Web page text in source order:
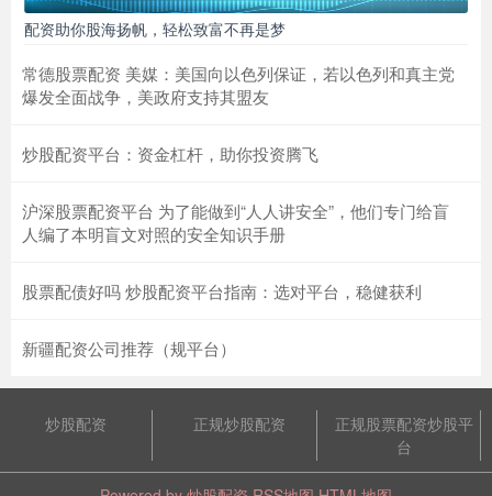
配资助你股海扬帆，轻松致富不再是梦
常德股票配资 美媒：美国向以色列保证，若以色列和真主党
爆发全面战争，美政府支持其盟友
炒股配资平台：资金杠杆，助你投资腾飞
沪深股票配资平台 为了能做到“人人讲安全”，他们专门给盲
人编了本明盲文对照的安全知识手册
股票配债好吗 炒股配资平台指南：选对平台，稳健获利
新疆配资公司推荐（规平台）
炒股配资 正规炒股配资
正规股票配资炒股平
台